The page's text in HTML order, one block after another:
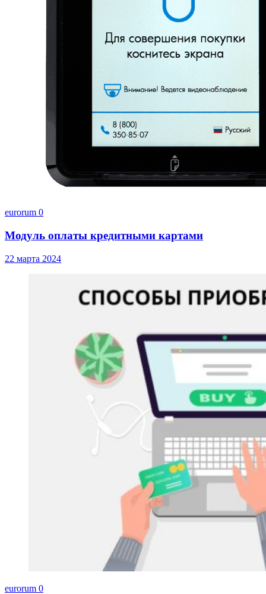
eurorum 0
Модуль оплаты кредитными картами
22 марта 2024
eurorum 0